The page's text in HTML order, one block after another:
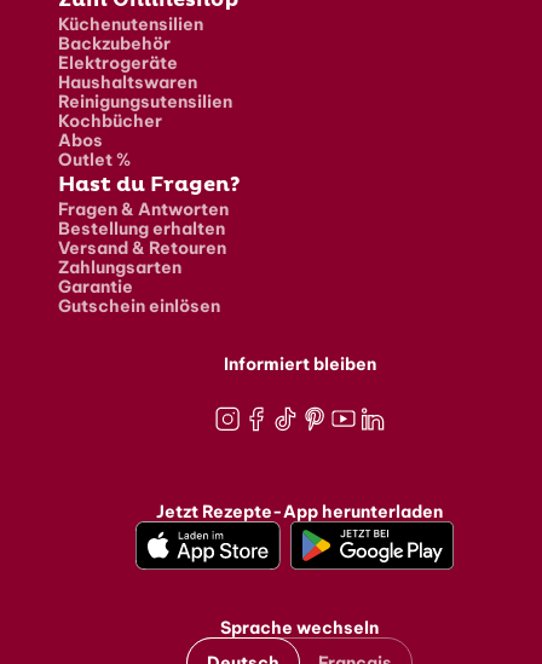
Küchenutensilien
Backzubehör
Elektrogeräte
Haushaltswaren
Reinigungsutensilien
Kochbücher
Abos
Outlet %
Hast du Fragen?
Fragen & Antworten
Bestellung erhalten
Versand & Retouren
Zahlungsarten
Garantie
Gutschein einlösen
Informiert bleiben
Jetzt Rezepte-App herunterladen
Sprache wechseln